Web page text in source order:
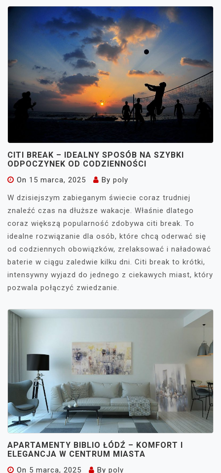
CITI BREAK – IDEALNY SPOSÓB NA SZYBKI
ODPOCZYNEK OD CODZIENNOŚCI
On 15 marca, 2025 By poly
W dzisiejszym zabieganym świecie coraz trudniej
znaleźć czas na dłuższe wakacje. Właśnie dlatego
coraz większą popularność zdobywa citi break. To
idealne rozwiązanie dla osób, które chcą oderwać się
od codziennych obowiązków, zrelaksować i naładować
baterie w ciągu zaledwie kilku dni. Citi break to krótki,
intensywny wyjazd do jednego z ciekawych miast, który
pozwala połączyć zwiedzanie.
APARTAMENTY BIBLIO ŁÓDŹ – KOMFORT I
ELEGANCJA W CENTRUM MIASTA
On 5 marca, 2025 By poly